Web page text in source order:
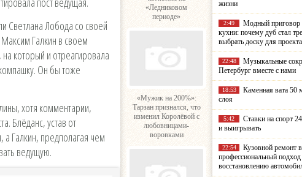
Светлана Лобода со своей
Галкин в своем
который и отреагировала
Он бы тоже
хотя комментарии,
Блёданс, устав от
а Галкин, предполагая чем
ведущую.
«Ледниковом
периоде»
«Мужик на 200%»:
Тарзан признался, что
изменил Королёвой с
любовницами-
воровками
жизни
2:49
Модный приговор
кухни: почему дуб стал
выбрать доску для проекта
22:48
Музыкальные
Петербург вместе с нами
18:53
Каменная вата 50
слоя
5:42
Ставки на спорт
и выигрывать
22:54
Кузовной ремонт
профессиональный
восстановлению